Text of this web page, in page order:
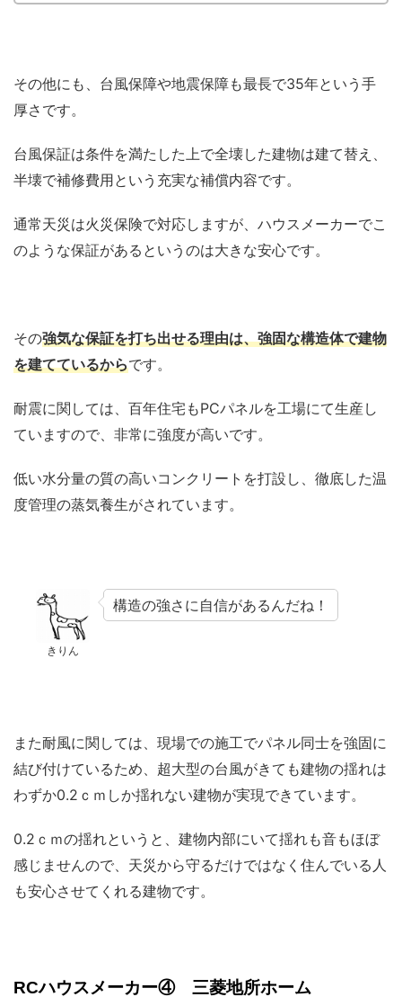
その他にも、台風保障や地震保障も最長で35年という手
厚さです。
台風保証は条件を満たした上で全壊した建物は建て替え、
半壊で補修費用という充実な補償内容です。
通常天災は火災保険で対応しますが、ハウスメーカーでこ
のような保証があるというのは大きな安心です。
その強気な保証を打ち出せる理由は、強固な構造体で建物
を建てているからです。
耐震に関しては、百年住宅もPCパネルを工場にて生産し
ていますので、非常に強度が高いです。
低い水分量の質の高いコンクリートを打設し、徹底した温
度管理の蒸気養生がされています。
きりん
構造の強さに自信があるんだね！
また耐風に関しては、現場での施工でパネル同士を強固に
結び付けているため、超大型の台風がきても建物の揺れは
わずか0.2ｃｍしか揺れない建物が実現できています。
0.2ｃｍの揺れというと、建物内部にいて揺れも音もほぼ
感じませんので、天災から守るだけではなく住んでいる人
も安心させてくれる建物です。
RCハウスメーカー④ 三菱地所ホーム